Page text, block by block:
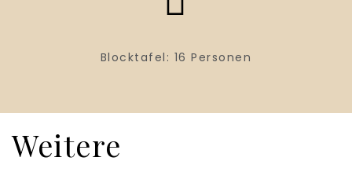
Blocktafel: 16 Personen
Weitere